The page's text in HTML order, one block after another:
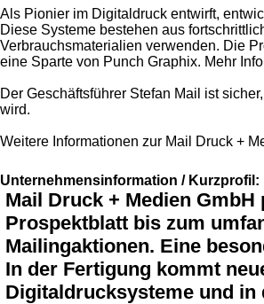
Als Pionier im Digitaldruck entwirft,
Diese Systeme bestehen aus
Verbrauchsmaterialien verwenden. Die
eine Sparte von Punch Graphix. Mehr
Der Geschäftsführer Stefan Mail ist
wird.
Weitere Informationen zur Mail Druck +
Unternehmensinformation / Kurzprofil:
Mail Druck + Medien
Prospektblatt bis zum
Mailingaktionen. Eine
In der Fertigung kommt
Digitaldrucksysteme und in